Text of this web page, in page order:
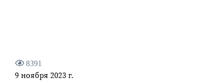
8391
9 ноября 2023 г.